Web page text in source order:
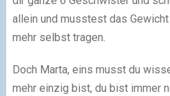
allein und musstest das
mehr selbst tragen.
Doch Marta, eins musst du
mehr einzig bist, du bist immer